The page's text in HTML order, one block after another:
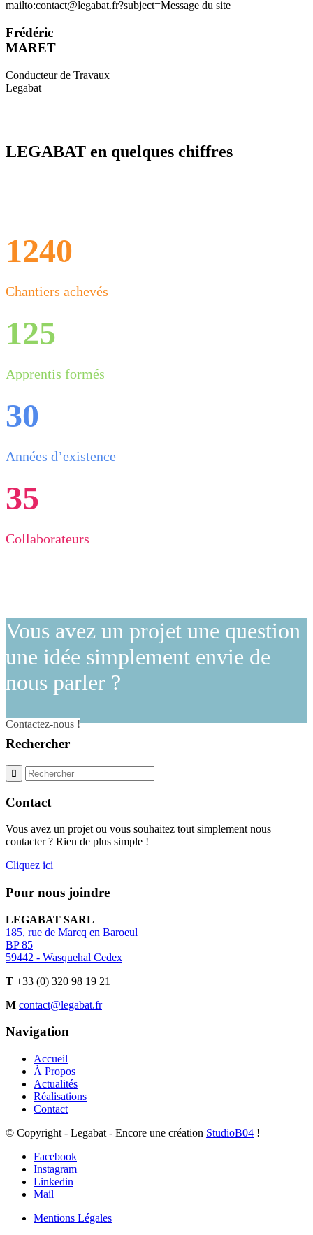
mailto:contact@legabat.fr?subject=Message du site
Frédéric
MARET
Conducteur de Travaux
Legabat
LEGABAT en quelques chiffres
1240
Chantiers achevés
125
Apprentis formés
30
Années d’existence
35
Collaborateurs
Vous avez un projet une question
une idée simplement envie de
nous parler ?
Contactez-nous !
Rechercher
Contact
Vous avez un projet ou vous souhaitez tout simplement nous
contacter ? Rien de plus simple !
Cliquez ici
Pour nous joindre
LEGABAT SARL
185, rue de Marcq en Baroeul
BP 85
59442 - Wasquehal Cedex
T +33 (0) 320 98 19 21
M contact@legabat.fr
Navigation
Accueil
À Propos
Actualités
Réalisations
Contact
© Copyright - Legabat - Encore une création StudioB04 !
Facebook
Instagram
Linkedin
Mail
Mentions Légales